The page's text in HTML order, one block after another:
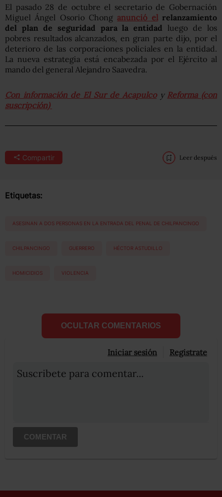
El pasado 28 de octubre el secretario de Gobernación
Miguel Ángel Osorio Chong anunció el relanzamiento
del plan de seguridad para la entidad
luego de los
pobres resultados alcanzados, en gran parte dijo, por el
deterioro de las corporaciones policiales en la entidad.
La nueva estrategia está encabezada por el Ejército al
mando del general Alejandro Saavedra.
Con información de El Sur de Acapulcoy Reforma (con
suscripción)
Compartir Leer después
Etiquetas:
ASESINAN A DOS PERSONAS EN LA ENTRADA DEL PENAL DE CHILPANCINGO
CHILPANCINGO GUERRERO HÉCTOR ASTUDILLO
HOMICIDIOS VIOLENCIA
OCULTAR COMENTARIOS
Iniciar sesión Registrate
Suscribete para comentar...
COMENTAR